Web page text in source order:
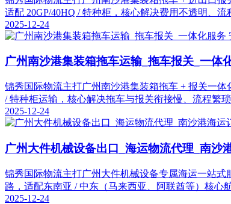
适配 20GP/40HQ / 特种柜，核心解决费用不透明、
2025-12-24
广州南沙港集装箱拖车运输_拖车报关_一体
锦秀国际物流主打广州南沙港集装箱拖车 + 报关一
/ 特种柜运输，核心解决拖车与报关衔接慢、流程繁
2025-12-24
广州大件机械设备出口_海运物流代理_南沙
锦秀国际物流主打广州大件机械设备专属海运一站
路，适配东南亚 / 中东（马来西亚、阿联酋等）核心
2025-12-24